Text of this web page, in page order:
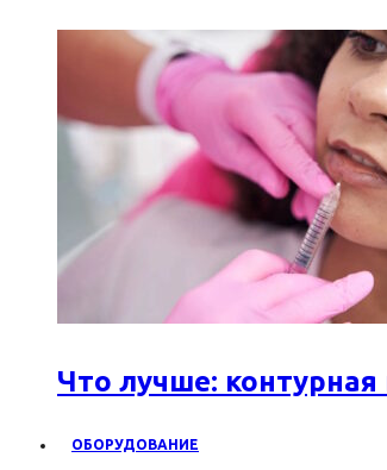
Что лучше:
ОБОРУДОВАНИЕ